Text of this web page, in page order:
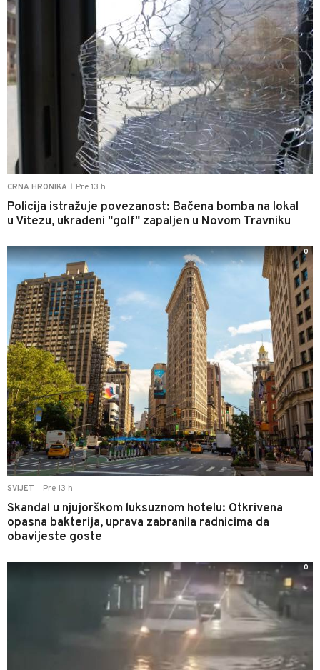
CRNA HRONIKA Pre 13 h
Policija istražuje povezanost: Bačena bomba na lokal
u Vitezu, ukradeni "golf" zapaljen u Novom Travniku
SVIJET Pre 13 h
Skandal u njujorškom luksuznom hotelu: Otkrivena
opasna bakterija, uprava zabranila radnicima da
obavijeste goste
0
0